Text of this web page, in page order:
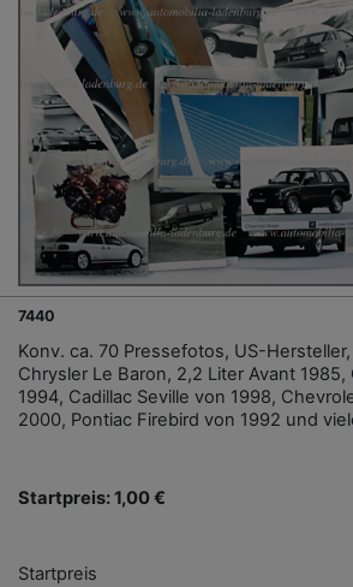
7440
Konv. ca. 70 Pressefotos, US-
Chrysler Le Baron, 2,2 Liter Avant
1994, Cadillac Seville von 1998,
2000, Pontiac Firebird von 1992 und
Startpreis: 1,00 €
Startpreis